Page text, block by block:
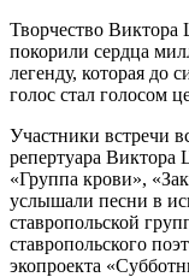
Творчество Виктора
покорили сердца
легенду, которая до
голос стал голосом
Участники встречи
репертуара
«Группа крови»,
услышали песни в
ставропольской
ставропольского
экопроекта